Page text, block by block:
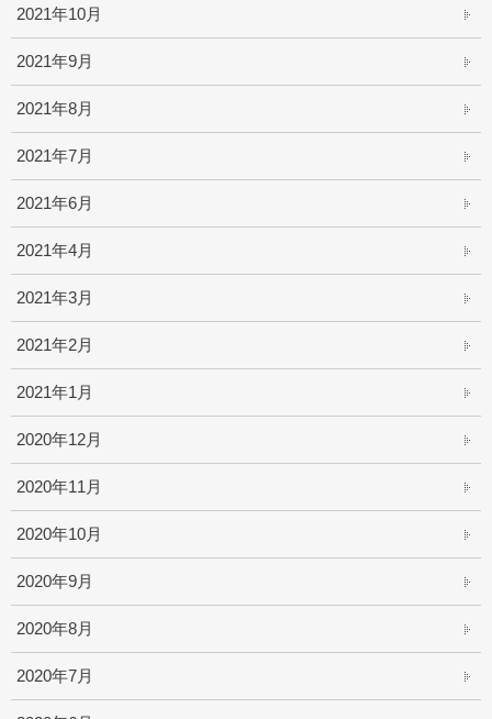
2021年10月
2021年9月
2021年8月
2021年7月
2021年6月
2021年4月
2021年3月
2021年2月
2021年1月
2020年12月
2020年11月
2020年10月
2020年9月
2020年8月
2020年7月